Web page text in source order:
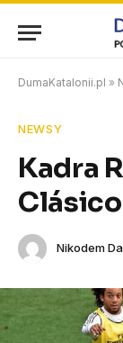
DumaKatalonii.pl »
NEWSY
Kadra
Clásico
Nikodem